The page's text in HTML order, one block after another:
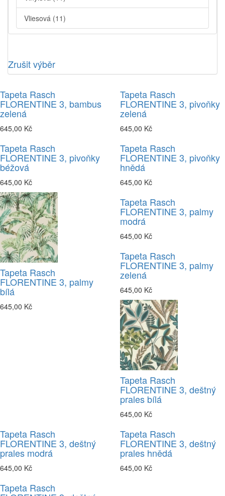
Vliesová (11)
Zrušit výběr
Tapeta Rasch
FLORENTINE 3, bambus
zelená
645,00 Kč
Tapeta Rasch
FLORENTINE 3, pivoňky
zelená
645,00 Kč
Tapeta Rasch
FLORENTINE 3, pivoňky
béžová
645,00 Kč
Tapeta Rasch
FLORENTINE 3, pivoňky
hnědá
645,00 Kč
Tapeta Rasch
FLORENTINE 3, palmy
bílá
645,00 Kč
Tapeta Rasch
FLORENTINE 3, palmy
modrá
645,00 Kč
Tapeta Rasch
FLORENTINE 3, palmy
zelená
645,00 Kč
Tapeta Rasch
FLORENTINE 3, deštný
prales bílá
645,00 Kč
Tapeta Rasch
FLORENTINE 3, deštný
prales modrá
645,00 Kč
Tapeta Rasch
FLORENTINE 3, deštný
prales hnědá
645,00 Kč
Tapeta Rasch